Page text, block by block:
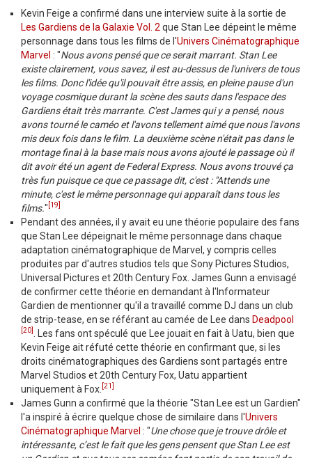
Kevin Feige a confirmé dans une interview suite à la sortie de
Les Gardiens de la Galaxie Vol. 2 que Stan Lee dépeint le même
personnage dans tous les films de l'Univers Cinématographique
Marvel : "Nous avons pensé que ce serait marrant. Stan Lee
existe clairement, vous savez, il est au-dessus de l'univers de tous
les films. Donc l'idée qu'il pouvait être assis, en pleine pause d'un
voyage cosmique durant la scène des sauts dans l'espace des
Gardiens était très marrante. C'est James qui y a pensé, nous
avons tourné le caméo et l'avons tellement aimé que nous l'avons
mis deux fois dans le film. La deuxième scène n'était pas dans le
montage final à la base mais nous avons ajouté le passage où il
dit avoir été un agent de Federal Express. Nous avons trouvé ça
très fun puisque ce que ce passage dit, c'est : "Attends une
minute, c'est le même personnage qui apparaît dans tous les
films." [19]
Pendant des années, il y avait eu une théorie populaire des fans
que Stan Lee dépeignait le même personnage dans chaque
adaptation cinématographique de Marvel, y compris celles
produites par d'autres studios tels que Sony Pictures Studios,
Universal Pictures et 20th Century Fox. James Gunn a envisagé
de confirmer cette théorie en demandant à l'Informateur
Gardien de mentionner qu'il a travaillé comme DJ dans un club
de strip-tease, en se référant au camée de Lee dans Deadpool
[20]
. Les fans ont spéculé que Lee jouait en fait à Uatu, bien que
Kevin Feige ait réfuté cette théorie en confirmant que, si les
droits cinématographiques des Gardiens sont partagés entre
Marvel Studios et 20th Century Fox, Uatu appartient
uniquement à Fox. [21]
James Gunn a confirmé que la théorie "Stan Lee est un Gardien"
l'a inspiré à écrire quelque chose de similaire dans l'Univers
Cinématographique Marvel : "Une chose que je trouve drôle et
intéressante, c’est le fait que les gens pensent que Stan Lee est